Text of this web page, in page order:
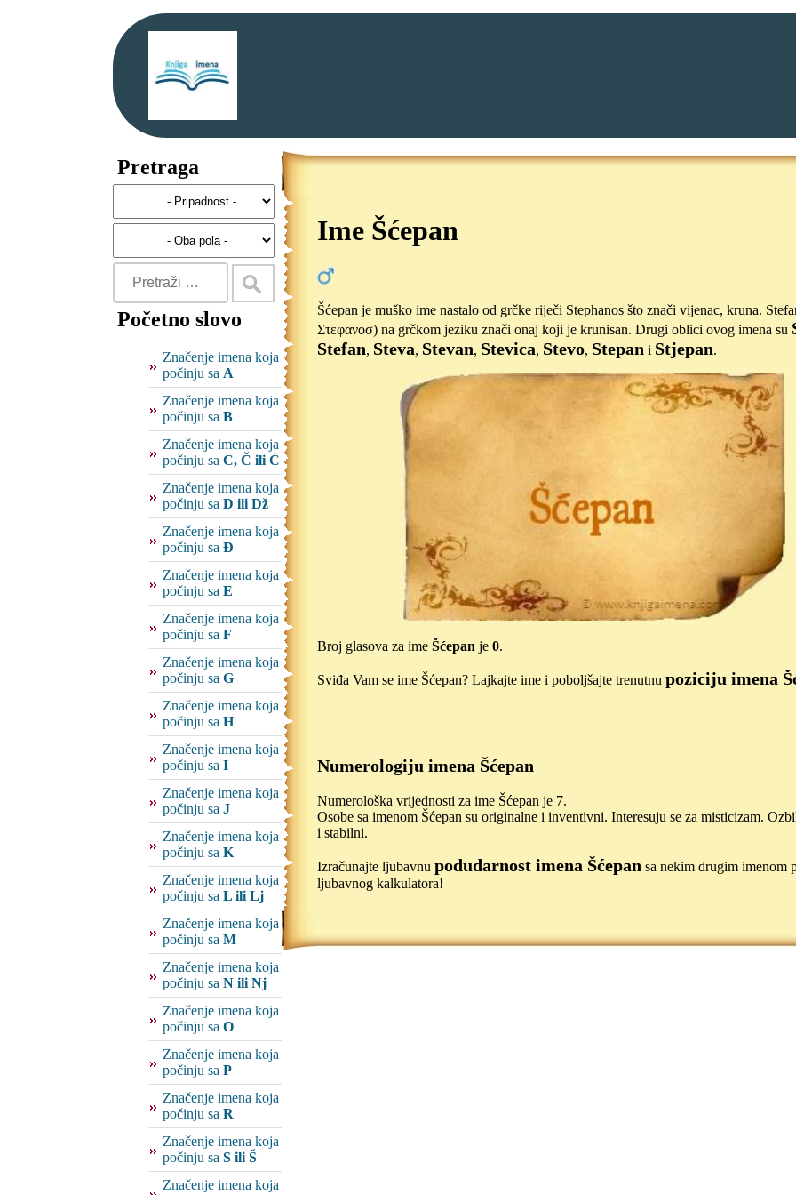
Pretraga
Početno slovo
Značenje imena koja
počinju sa A
Značenje imena koja
počinju sa B
Značenje imena koja
počinju sa C, Č ili Ć
Značenje imena koja
počinju sa D ili Dž
Značenje imena koja
počinju sa Đ
Značenje imena koja
počinju sa E
Značenje imena koja
počinju sa F
Značenje imena koja
počinju sa G
Značenje imena koja
počinju sa H
Značenje imena koja
počinju sa I
Značenje imena koja
počinju sa J
Značenje imena koja
počinju sa K
Značenje imena koja
počinju sa L ili Lj
Značenje imena koja
počinju sa M
Značenje imena koja
počinju sa N ili Nj
Značenje imena koja
počinju sa O
Značenje imena koja
počinju sa P
Značenje imena koja
počinju sa R
Značenje imena koja
počinju sa S ili Š
Značenje imena koja
Ime Šćepan
Šćepan je muško ime nastalo od grčke riječi Stephanos što znači vijenac, kruna.
Στεφανοσ) na grčkom jeziku znači onaj koji je krunisan. Drugi oblici ovog imena su
Stefan, Steva, Stevan, Stevica, Stevo, Stepan i Stjepan.
Broj glasova za ime Šćepan je 0.
Sviđa Vam se ime Šćepan? Lajkajte ime i poboljšajte trenutnu poziciju imena
Numerologiju imena Šćepan
Numerološka vrijednosti za ime Šćepan je 7.
Osobe sa imenom Šćepan su originalne i inventivni. Interesuju se za misticizam.
i stabilni.
Izračunajte ljubavnu podudarnost imena Šćepan sa nekim drugim imenom
ljubavnog kalkulatora!